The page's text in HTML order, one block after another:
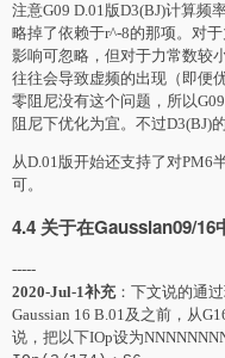
注意G09 D.01版D3(BJ)计算频
略掉了依赖于r^-8的那项。对
影响可忽略，但对于力常数较
往往会导致虚频的出现（即便
零阻尼没有这个问题，所以
阻尼下优化为宜。不过D3(BJ)
从D.01版开始还支持了对PM6
可。
4.4 关于在Gaussian09/16
-----
2020-Jul-1补充：下文说的通
Gaussian 16 B.01及之前，从
说，把以下IOp设为